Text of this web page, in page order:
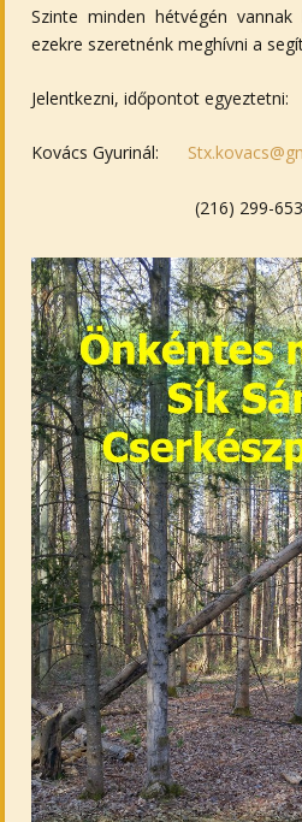
Szinte minden hétvégén
ezekre szeretnénk meghívni a
Jelentkezni, időpontot egyeztetni:
Kovács Gyurinál:
(216) 299-